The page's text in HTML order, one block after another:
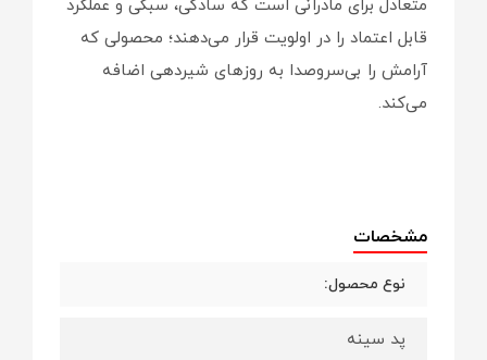
متعادل برای مادرانی است که سادگی، سبکی و عملکرد
قابل اعتماد را در اولویت قرار می‌دهند؛ محصولی که
آرامش را بی‌سروصدا به روزهای شیردهی اضافه
می‌کند.
مشخصات
نوع محصول:
پد سینه